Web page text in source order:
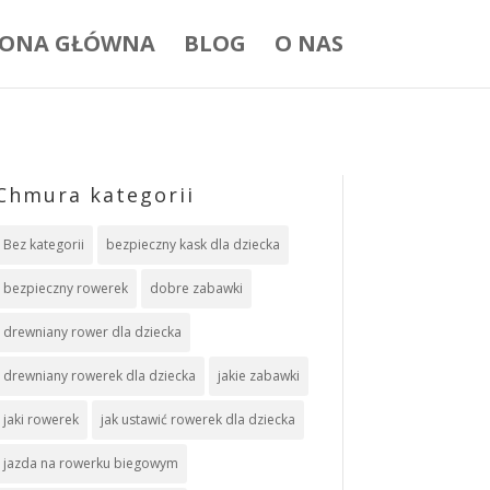
GŁÓWNA BLOG O NAS
kategorii
Bez kategorii bezpieczny kask dla dziecka
bezpieczny rowerek dobre zabawki
drewniany rower dla dziecka
drewniany rowerek dla dziecka jakie zabawki
jaki rowerek jak ustawić rowerek dla dziecka
jazda na rowerku biegowym